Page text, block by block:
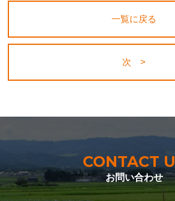
一覧に戻る
次 >
CONTACT
お問い合わせ